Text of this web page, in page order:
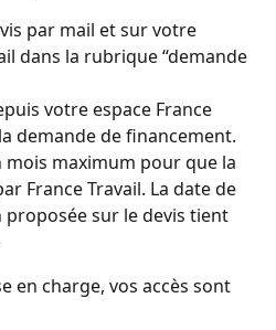
par mail et sur votre
dans la rubrique “demande
votre espace France
demande de financement.
mois maximum pour que la
France Travail. La date de
sur le devis tient
en charge, vos accès sont